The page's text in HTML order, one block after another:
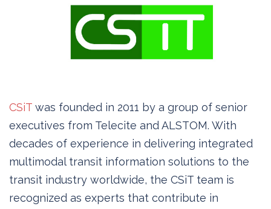
CSiT was founded in 2011 by a group of senior
executives from Telecite and ALSTOM. With
decades of experience in delivering integrated
multimodal transit information solutions to the
transit industry worldwide, the CSiT team is
recognized as experts that contribute in